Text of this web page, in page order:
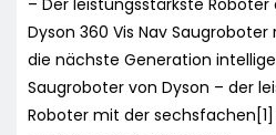
Dyson 360 Vis Nav
die nächste Generation
Saugroboter von Dyson – der
Roboter mit der